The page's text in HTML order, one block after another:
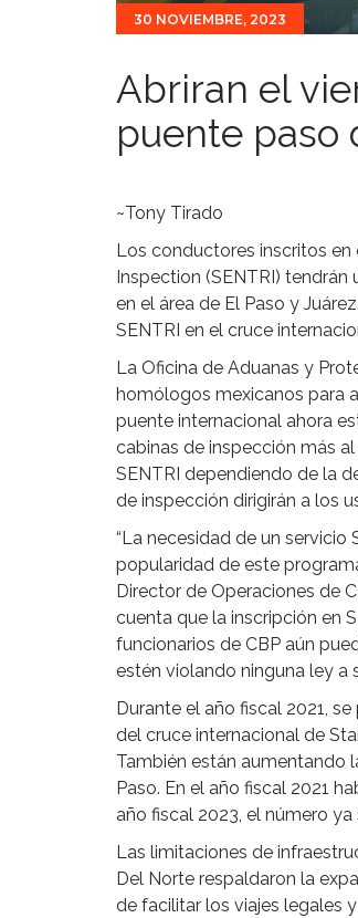
30 NOVIEMBRE, 2023
Abriran el
puente paso
~Tony Tirado
Los conductores inscritos
Inspection (SENTRI)
en el área de El Paso y
SENTRI en el cruce
La Oficina de Aduanas y
homólogos mexicanos para
puente internacional ahora
cabinas de inspección más
SENTRI dependiendo de la
de inspección dirigirán a los
“La necesidad de un
popularidad de este
Director de Operaciones de
cuenta que la inscripción en
funcionarios de CBP aún
estén violando ninguna ley a
Durante el año fiscal 2021,
del cruce internacional de
También están aumentando
Paso. En el año fiscal 2021
año fiscal 2023, el número
Las limitaciones de
Del Norte respaldaron la
de facilitar los viajes legales